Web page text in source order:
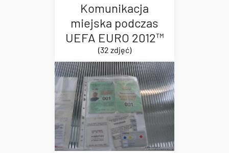
Komunikacja
miejska podczas
UEFA EURO 2012™
(32 zdjęć)